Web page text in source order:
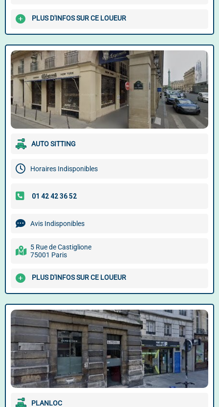
PLUS D'INFOS SUR CE LOUEUR
AUTO SITTING
Horaires Indisponibles
Avis Indisponibles
5 Rue de Castiglione
75001 Paris
PLUS D'INFOS SUR CE LOUEUR
PLANLOC